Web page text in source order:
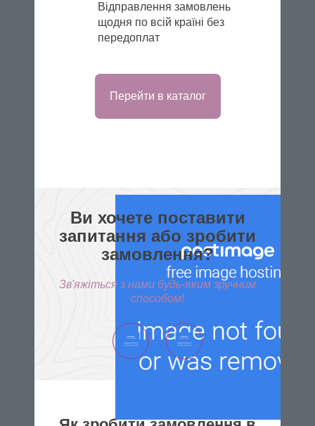
Відправлення замовлень
щодня по всій країні без
передоплат
Перейти в каталог
Ви хочете поставити
запитання або зробити
замовлення?
Зв'яжіться з нами будь-яким зручним
способом!